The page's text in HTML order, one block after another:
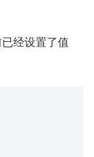
经设置了值